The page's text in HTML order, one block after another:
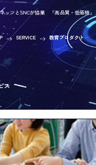
ネッツとSNCが協業 「高品質・低価格」…
SERVICE 教育プロダクト
ス